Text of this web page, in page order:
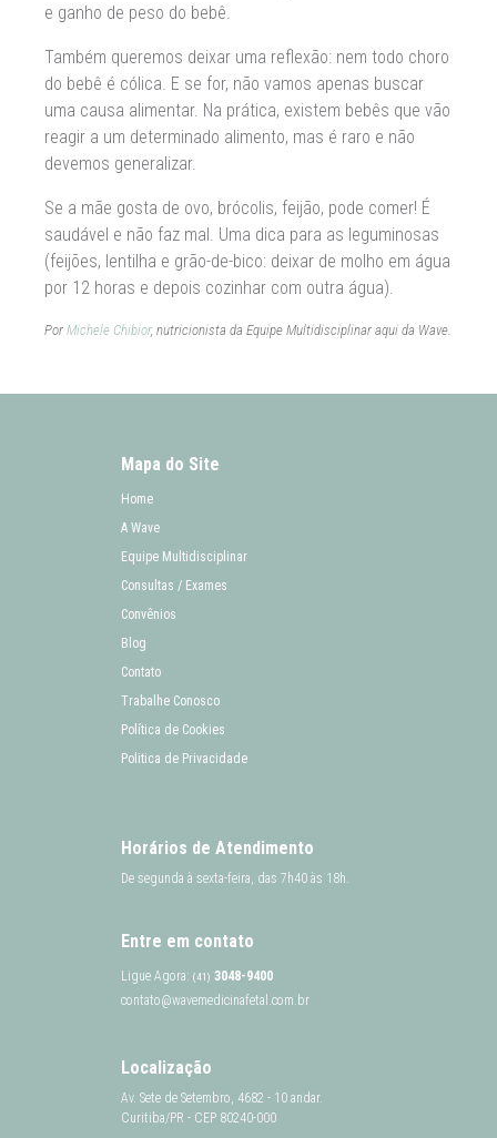
e ganho de peso do bebê.
Também queremos deixar uma reflexão: nem todo choro
do bebê é cólica. E se for, não vamos apenas buscar
uma causa alimentar. Na prática, existem bebês que vão
reagir a um determinado alimento, mas é raro e não
devemos generalizar.
Se a mãe gosta de ovo, brócolis, feijão, pode comer! É
saudável e não faz mal. Uma dica para as leguminosas
(feijões, lentilha e grão-de-bico: deixar de molho em água
por 12 horas e depois cozinhar com outra água).
Por Michele Chibior, nutricionista da Equipe Multidisciplinar aqui da Wave.
Mapa do Site
Home
A Wave
Equipe Multidisciplinar
Consultas / Exames
Convênios
Blog
Contato
Trabalhe Conosco
Política de Cookies
Politica de Privacidade
Horários de Atendimento
De segunda à sexta-feira, das 7h40 às 18h.
Entre em contato
Ligue Agora: (41) 3048-9400
contato@wavemedicinafetal.com.br
Localização
Av. Sete de Setembro, 4682 - 10 andar.
Curitiba/PR - CEP 80240-000